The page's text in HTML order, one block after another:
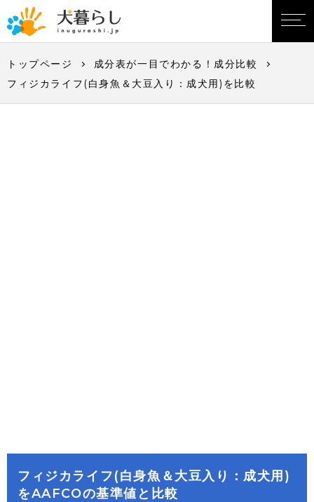
トップページ
成分表が一目でわかる！成分比較
フィジカライフ(白身魚＆大豆入り：成犬用)を比較
フィジカライフ(白身魚＆大豆入り：成犬用)
をAAFCOの基準値と比較